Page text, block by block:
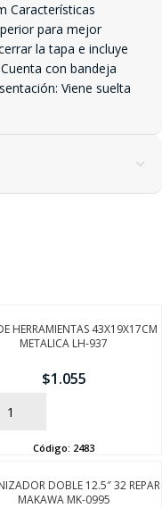
Características
para mejor
la tapa e incluye
con bandeja
Viene suelta
HERRAMIENTAS 43X19X17CM
METALICA LH-937
$1.055
Código: 2483
DOBLE 12.5″ 32 REPAR
MAKAWA MK-0995